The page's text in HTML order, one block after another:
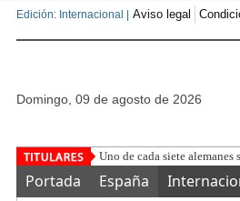
Edición: Internacional | Aviso legal
domingo, 09 de agosto de 2026
Uno de cada siete
Portada España